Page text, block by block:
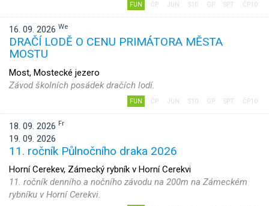
FUN ČP JUN S10 GP SPT ČP10
16. 09. 2026 We
DRAČÍ LODĚ O CENU PRIMÁTORA MĚSTA
MOSTU
Most, Mostecké jezero
Závod školních posádek dračích lodí.
FUN ČP JUN S10 GP SPT ČP10
18. 09. 2026 Fr
19. 09. 2026
11. ročník Půlnočního draka 2026
Horní Cerekev, Zámecký rybník v Horní Cerekvi
11. ročník denního a nočního závodu na 200m na Zámeckém
rybníku v Horní Cerekvi.